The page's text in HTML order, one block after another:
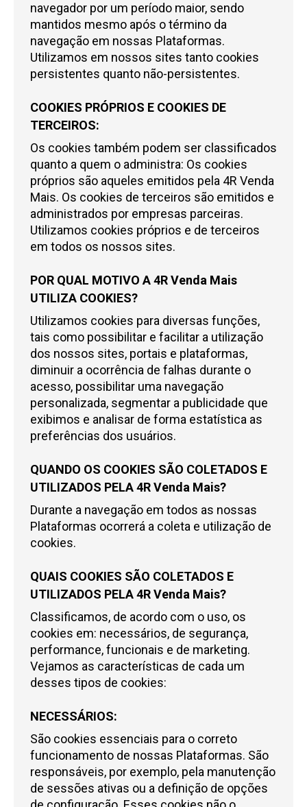
navegador por um período maior, sendo
mantidos mesmo após o término da
navegação em nossas Plataformas.
Utilizamos em nossos sites tanto cookies
persistentes quanto não-persistentes.
COOKIES PRÓPRIOS E COOKIES DE
TERCEIROS:
Os cookies também podem ser classificados
quanto a quem o administra: Os cookies
próprios são aqueles emitidos pela 4R Venda
Mais. Os cookies de terceiros são emitidos e
administrados por empresas parceiras.
Utilizamos cookies próprios e de terceiros
em todos os nossos sites.
POR QUAL MOTIVO A4R Venda Mais
UTILIZA COOKIES?
Utilizamos cookies para diversas funções,
tais como possibilitar e facilitar a utilização
dos nossos sites, portais e plataformas,
diminuir a ocorrência de falhas durante o
acesso, possibilitar uma navegação
personalizada, segmentar a publicidade que
exibimos e analisar de forma estatística as
preferências dos usuários.
QUANDO OS COOKIES SÃO COLETADOS E
UTILIZADOS PELA4R Venda Mais?
Durante a navegação em todos as nossas
Plataformas ocorrerá a coleta e utilização de
cookies.
QUAIS COOKIES SÃO COLETADOS E
UTILIZADOS PELA4R Venda Mais?
Classificamos, de acordo com o uso, os
cookies em: necessários, de segurança,
performance, funcionais e de marketing.
Vejamos as características de cada um
desses tipos de cookies:
NECESSÁRIOS:
São cookies essenciais para o correto
funcionamento de nossas Plataformas. São
responsáveis, por exemplo, pela manutenção
de sessões ativas ou a definição de opções